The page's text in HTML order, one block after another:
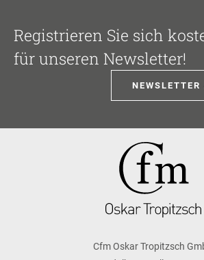
Registrieren Sie sich
für unseren Newsletter!
Cfm Oskar Tropitzsch